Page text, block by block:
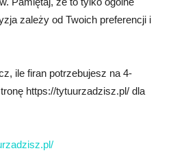
zależy od Twoich preferencji i
ile firan potrzebujesz na 4-
https://tytuurzadzisz.pl/ dla